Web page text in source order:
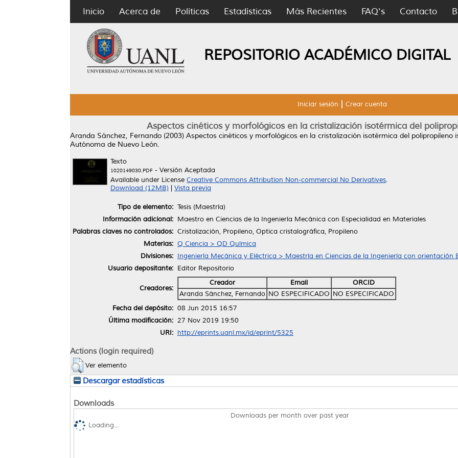
Inicio Acerca de Políticas Estadísticas Más Recientes FAQ's Contacto
REPOSITORIO ACADÉMICO DIGITAL
Iniciar sesión Crear cuenta
Aspectos cinéticos y morfológicos en la cristalización isotérmica del
Aranda Sánchez, Fernando (2003) Aspectos cinéticos y morfológicos en la cristalización isotérmica del polipropileno
Autónoma de Nuevo León.
Texto
1020149030.PDF - Versión Aceptada
Available under License Creative Commons Attribution Non-commercial No Derivatives.
Download (12MB)
Vista previa
Tipo de elemento: Tesis (Maestría)
Información adicional: Maestro en Ciencias de la Ingeniería Mecánica con Especialidad en Materiales
Palabras claves no controlados: Cristalización, Propileno, Optica cristalográfica, Propileno
Materias: Q Ciencia > QD Química
Divisiones: Ingeniería Mecánica y Eléctrica > Maestría en Ciencias de la Ingeniería con orientación
Usuario depositante: Editor Repositorio
Creadores:
Creador Email
ORCID
Aranda Sánchez, Fernando NO ESPECIFICADO NO ESPECIFICADO
Fecha del depósito: 08 Jun 2015 16:57
Última modificación: 27 Nov 2019 19:50
URI: http://eprints.uanl.mx/id/eprint/5325
Actions (login required)
Ver elemento
Descargar estadísticas
Downloads
Downloads per month over past year
Loading...